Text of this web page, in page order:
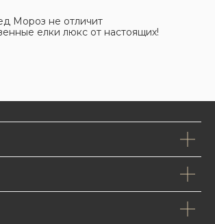
Мороз не отличит
елки люкс от настоящих!